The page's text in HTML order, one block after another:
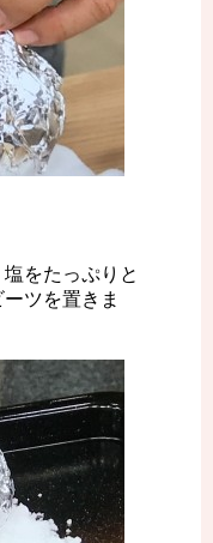
をたっぷりと
ツを置きま